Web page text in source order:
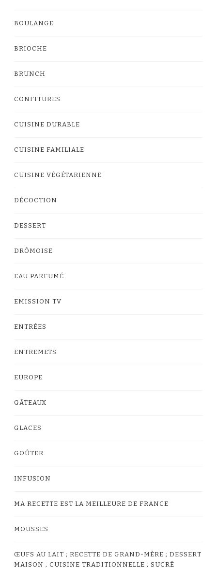
BOULANGE
BRIOCHE
BRUNCH
CONFITURES
CUISINE DURABLE
CUISINE FAMILIALE
CUISINE VÉGÉTARIENNE
DÉCOCTION
DESSERT
DRÔMOISE
EAU PARFUMÉ
EMISSION TV
ENTRÉES
ENTREMETS
EUROPE
GÂTEAUX
GLACES
GOÛTER
INFUSION
MA RECETTE EST LA MEILLEURE DE FRANCE
MOUSSES
ŒUFS AU LAIT ; RECETTE DE GRAND-MÈRE ; DESSERT
MAISON ; CUISINE TRADITIONNELLE ; SUCRÉ